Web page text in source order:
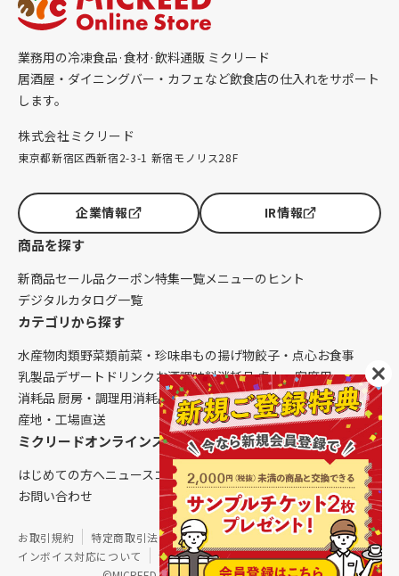
業務用の冷凍食品·食材·飲料通販 ミクリード
居酒屋・ダイニングバー・カフェなど飲食店の仕入れをサポート
します。
株式会社ミクリード
東京都新宿区西新宿2-3-1 新宿モノリス28F
企業情報 IR情報
商品を探す
新商品セール品クーポン特集一覧メニューのヒント
デジタルカタログ一覧
カテゴリから探す
水産物肉類野菜類前菜・珍味串もの揚げ物餃子・点心お食事
乳製品デザート ドリンク お酒調味料消耗品 卓上・客席用
消耗品 厨房・調理用消耗品 クレンリネス生鮮品（配送便限定）
産地・工場直送
ミクリードオンラインストアについて
はじめての方へニュースコラムご利用ガイド会社概要
お問い合わせ
お取引規約 特定商取引法に基づく表記
個人情報保護方針
インボイス対応について
サイトマップ